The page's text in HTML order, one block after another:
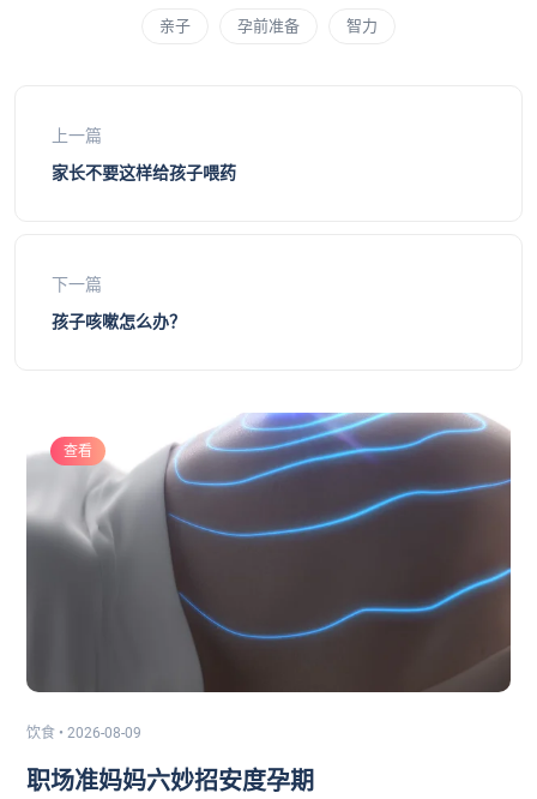
亲子 孕前准备 智力
上一篇
家长不要这样给孩子喂药
下一篇
孩子咳嗽怎么办？
查看
饮食 • 2026-08-09
职场准妈妈六妙招安度孕期